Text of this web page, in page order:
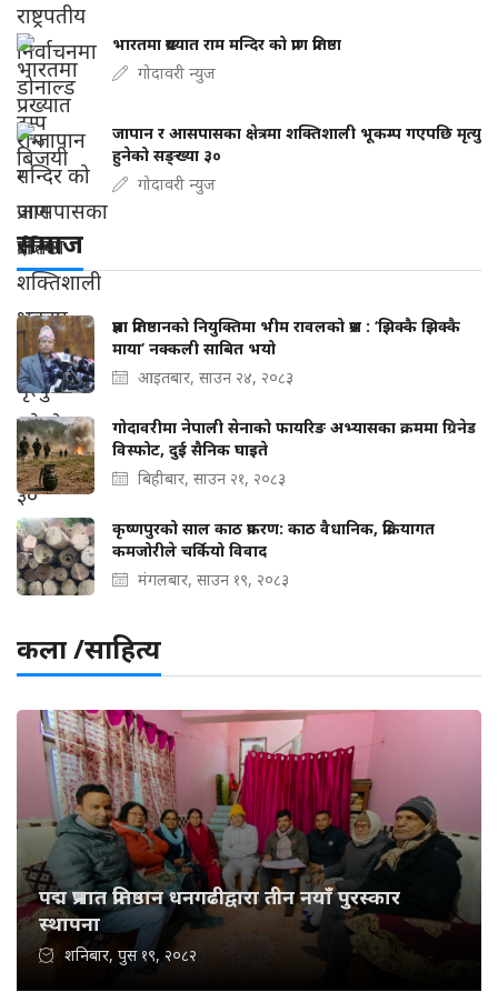
भारतमा प्रख्यात राम मन्दिर को प्राण प्रतिष्ठा
गोदावरी न्युज
जापान र आसपासका क्षेत्रमा शक्तिशाली भूकम्प गएपछि मृत्यु
हुनेको सङ्ख्या ३०
गोदावरी न्युज
समाज
प्रज्ञा प्रतिष्ठानको नियुक्तिमा भीम रावलको प्रश्न : ‘झिक्कै झिक्कै
माया’ नक्कली साबित भयो
आइतबार, साउन २४, २०८३
गोदावरीमा नेपाली सेनाको फायरिङ अभ्यासका क्रममा ग्रिनेड
विस्फोट, दुई सैनिक घाइते
बिहीबार, साउन २१, २०८३
कृष्णपुरको साल काठ प्रकरण: काठ वैधानिक, प्रक्रियागत
कमजोरीले चर्कियो विवाद
मंगलबार, साउन १९, २०८३
कला /साहित्य
पद्म प्रभात प्रतिष्ठान धनगढीद्वारा तीन नयाँ पुरस्कार
स्थापना
शनिबार, पुस १९, २०८२